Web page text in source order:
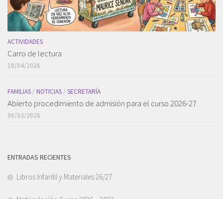
ACTIVIDADES
Carro de lectura
18/04/2026
FAMILIAS / NOTICIAS / SECRETARÍA
Abierto procedimiento de admisión para el curso 2026-27
06/03/2026
ENTRADAS RECIENTES
Libros Infantil y Materiales 26/27